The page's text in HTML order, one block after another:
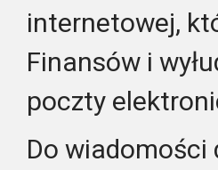
internetowej,
Finansów i
poczty
Do wiadomości